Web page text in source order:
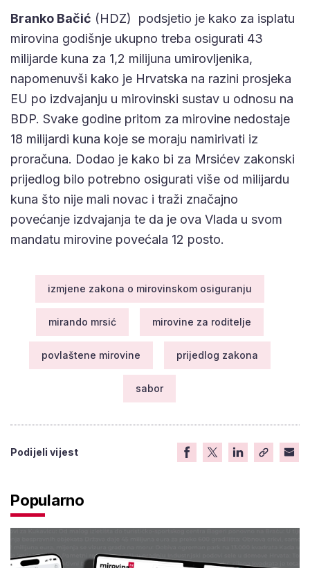
Branko Bačić (HDZ) podsjetio je kako za isplatu
mirovina godišnje ukupno treba osigurati 43
milijarde kuna za 1,2 milijuna umirovljenika,
napomenuvši kako je Hrvatska na razini prosjeka
EU po izdvajanju u mirovinski sustav u odnosu na
BDP. Svake godine pritom za mirovine nedostaje
18 milijardi kuna koje se moraju namirivati iz
proračuna. Dodao je kako bi za Mrsićev zakonski
prijedlog bilo potrebno osigurati više od milijardu
kuna što nije mali novac i traži značajno
povećanje izdvajanja te da je ova Vlada u svom
mandatu mirovine povećala 12 posto.
izmjene zakona o mirovinskom osiguranju
mirando mrsić mirovine za roditelje
povlaštene mirovine prijedlog zakona
sabor
Podijeli vijest
Popularno